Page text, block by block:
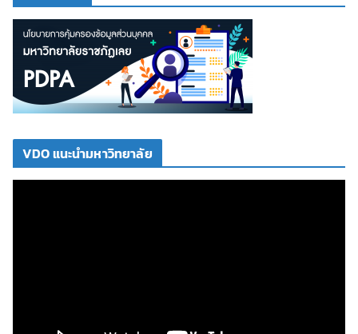
VDO แนะนำมหาวิทยาลัย